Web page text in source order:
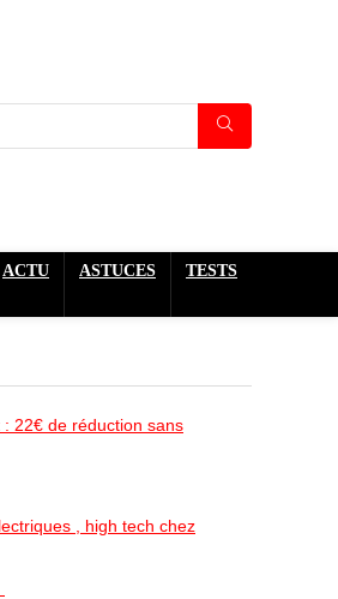
ACTU ASTUCES TESTS
22€ de réduction sans
, high tech chez